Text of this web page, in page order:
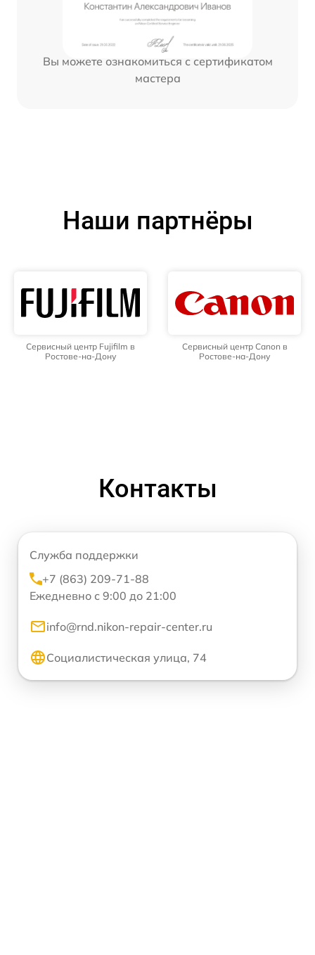
Вы можете ознакомиться с сертификатом
мастера
Наши партнёры
Сервисный центр Fujifilm в
Ростове-на-Дону
Сервисный центр Canon в
Ростове-на-Дону
Контакты
Служба поддержки
+7 (863) 209-71-88
Ежедневно с 9:00 до 21:00
info@rnd.nikon-repair-center.ru
Социалистическая улица, 74